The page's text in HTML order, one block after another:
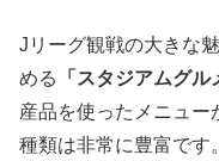
Jリーグ観戦の大きな
める
「スタジアムグル
産品を使ったメニュ
種類は非常に豊富です。